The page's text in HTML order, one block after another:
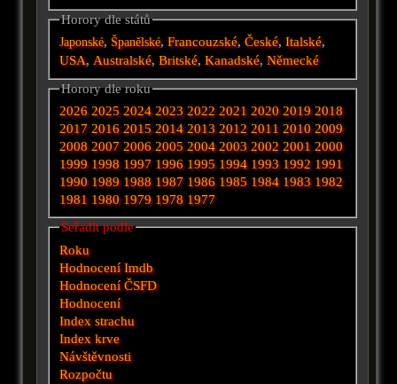
Horory dle států
Japonské, Španělské,Francouzské,České,Italské,
USA,Australské,Britské,Kanadské,Německé
Horory dle roku
2026 2025 2024 2023 2022 2021 2020 2019 2018
2017 2016 2015 2014 2013 2012 2011 2010 2009
2008 2007 2006 2005 2004 2003 2002 2001 2000
1999 1998 1997 1996 1995 1994 1993 1992 1991
1990 1989 1988 1987 1986 1985 1984 1983 1982
1981 1980 1979 1978 1977
Seřadit podle
Roku
Hodnocení Imdb
Hodnocení ČSFD
Hodnocení
Index strachu
Index krve
Návštěvnosti
Rozpočtu